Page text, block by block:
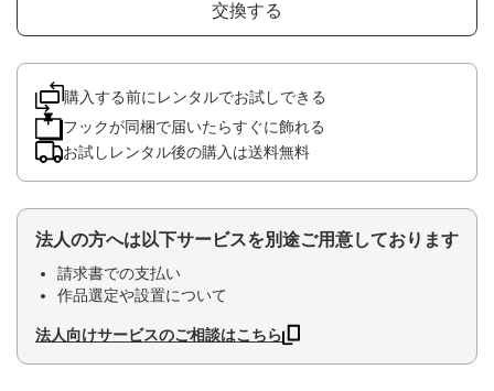
交換する
購入する前にレンタルでお試しできる
フックが同梱で届いたらすぐに飾れる
お試しレンタル後の購入は送料無料
法人の方へは以下サービスを別途ご用意しております
請求書での支払い
作品選定や設置について
法人向けサービスのご相談はこちら